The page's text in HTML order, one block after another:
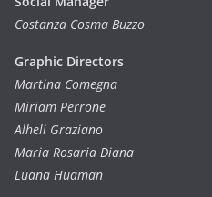
Costanza Cosma Buzzo
Graphic Directors
Martina Comegna
Miriam Perrone
Alheli Graziano
Maria Rosaria Diana
Luana Huaman